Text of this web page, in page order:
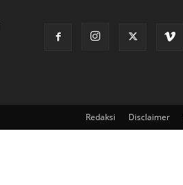
Redaksi Disclaimer